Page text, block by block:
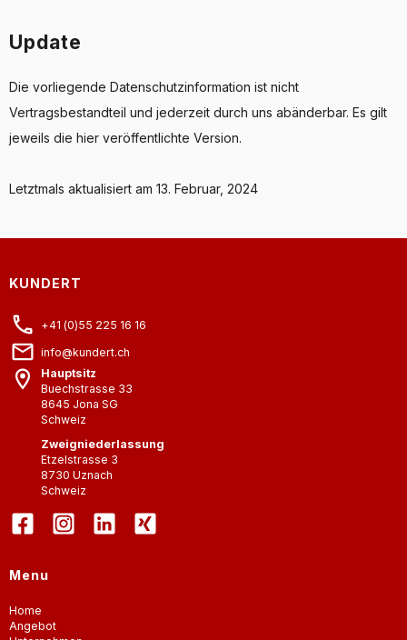
Update
Die vorliegende Datenschutzinformation ist nicht
Vertragsbestandteil und jederzeit durch uns abänderbar. Es gilt
jeweils die hier veröffentlichte Version.
Letztmals aktualisiert am 13. Februar, 2024
KUNDERT
+41 (0)55 225 16 16
info@kundert.ch
Hauptsitz
Buechstrasse 33
8645 Jona SG
Schweiz
Zweigniederlassung
Etzelstrasse 3
8730 Uznach
Schweiz
Menu
Home
Angebot